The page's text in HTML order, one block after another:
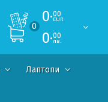
0
0·00
EUR
0·00
лв.
Лаптопи